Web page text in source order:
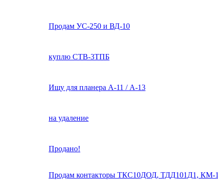
Продам УС-250 и ВД-10
куплю СТВ-3ТПБ
Ищу для планера А-11 / А-13
на удаление
Продано!
Продам контакторы ТКС10ДОД, ТДД101Д1,